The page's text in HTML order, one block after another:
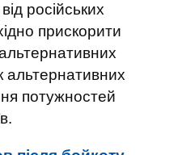
російськиx
прискорити
альтернативних
потужностей